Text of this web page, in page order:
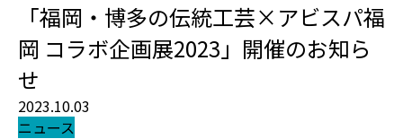
「福岡・博多の伝統工芸×アビスパ福
岡 コラボ企画展2023」開催のお知ら
せ
2023.10.03
ニュース